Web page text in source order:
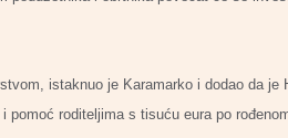
istaknuo je Karamarko i dodao da je
roditeljima s tisuću eura po